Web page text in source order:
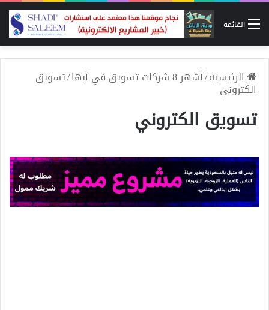
القائمة
الرئيسية/أشهر 8 شركات تسويق في أبها /تسويق
الكتروني
تسويق الكتروني